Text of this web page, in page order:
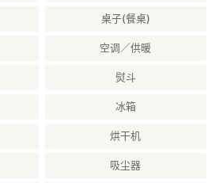
桌子(餐桌)
空调／供暖
熨斗
冰箱
烘干机
吸尘器